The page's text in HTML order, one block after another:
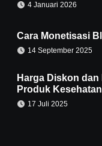
4 Januari 2026
Cara Monetisasi
14 September 2025
Harga Diskon
Produk Kesehatan
17 Juli 2025